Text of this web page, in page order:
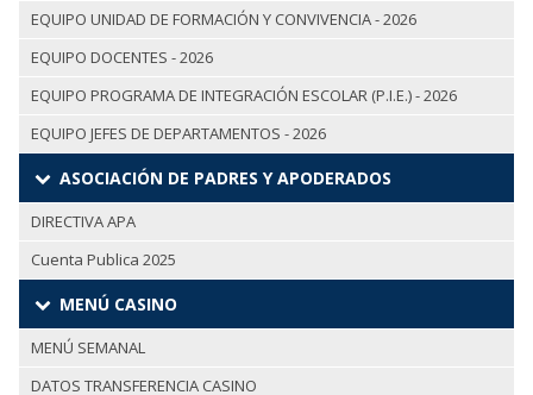
EQUIPO UNIDAD DE FORMACIÓN Y CONVIVENCIA - 2026
EQUIPO DOCENTES - 2026
EQUIPO PROGRAMA DE INTEGRACIÓN ESCOLAR (P.I.E.) - 2026
EQUIPO JEFES DE DEPARTAMENTOS - 2026
ASOCIACIÓN DE PADRES Y APODERADOS
DIRECTIVA APA
Cuenta Publica 2025
MENÚ CASINO
MENÚ SEMANAL
DATOS TRANSFERENCIA CASINO